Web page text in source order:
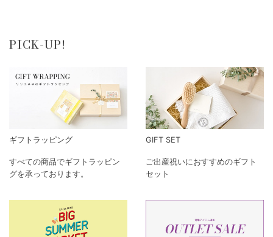
PICK-UP!
ギフトラッピング
すべての商品でギフトラッピン
グを承っております。
GIFT SET
ご出産祝いにおすすめのギフト
セット